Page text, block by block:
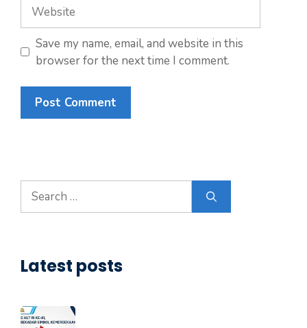
Website
Save my name, email, and website in this
browser for the next time I comment.
Search
for:
Latest posts